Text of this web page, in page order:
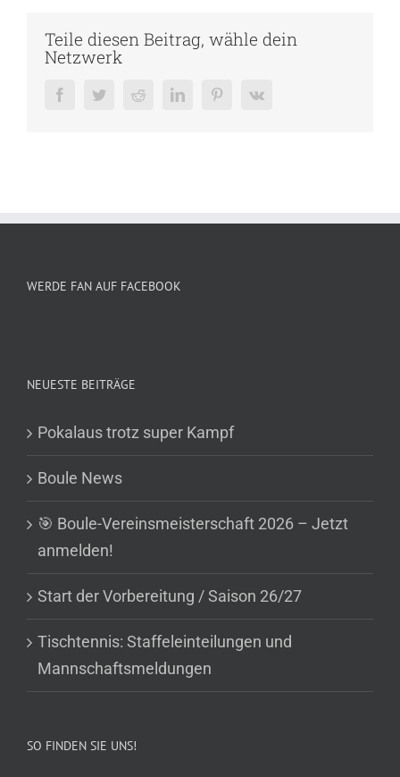
Teile diesen Beitrag, wähle dein
Netzwerk
FacebookTwitterRedditLinkedInPinterestVk
WERDE FAN AUF FACEBOOK
NEUESTE BEITRÄGE
Pokalaus trotz super Kampf
Boule News
🎯 Boule-Vereinsmeisterschaft 2026 – Jetzt
anmelden!
Start der Vorbereitung / Saison 26/27
Tischtennis: Staffeleinteilungen und
Mannschaftsmeldungen
SO FINDEN SIE UNS!